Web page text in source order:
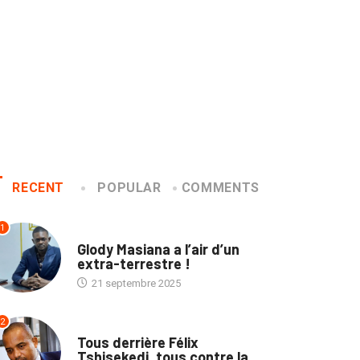
RECENT POPULAR COMMENTS
1
Glody Masiana a l’air d’un
extra-terrestre !
21 septembre 2025
2
Tous derrière Félix